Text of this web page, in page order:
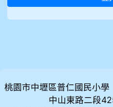
桃園市中壢區普仁國民小
中山東路二段